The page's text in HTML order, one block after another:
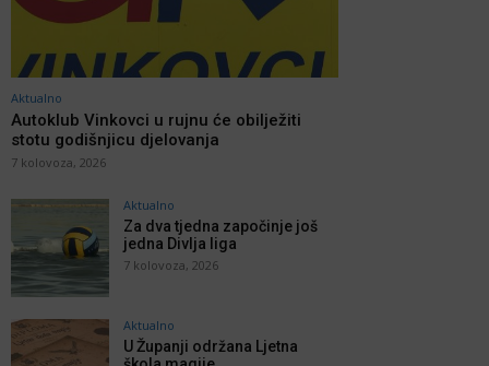
Aktualno
Autoklub Vinkovci u rujnu će obilježiti
stotu godišnjicu djelovanja
7 kolovoza, 2026
Aktualno
Za dva tjedna započinje još
jedna Divlja liga
7 kolovoza, 2026
Aktualno
U Županji održana Ljetna